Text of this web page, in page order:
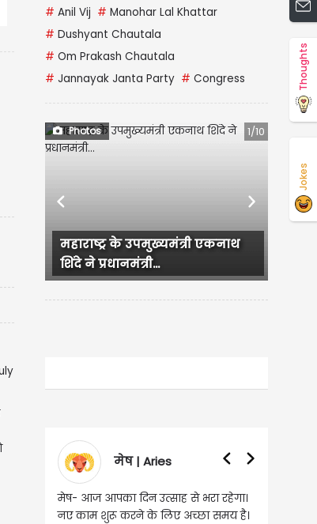
# Anil Vij # Manohar Lal Khattar
# Dushyant Chautala
# Om Prakash Chautala
# Jannayak Janta Party # Congress
Photos 1/10
महाराष्ट्र के उपमुख्यमंत्री एकनाथ
शिंदे ने प्रधानमंत्री...
Previous Next
मेष | Aries
मेष- आज आपका दिन उत्साह से भरा रहेगा।
नए काम शुरू करने के लिए अच्छा समय है।
Thoughts
Jokes